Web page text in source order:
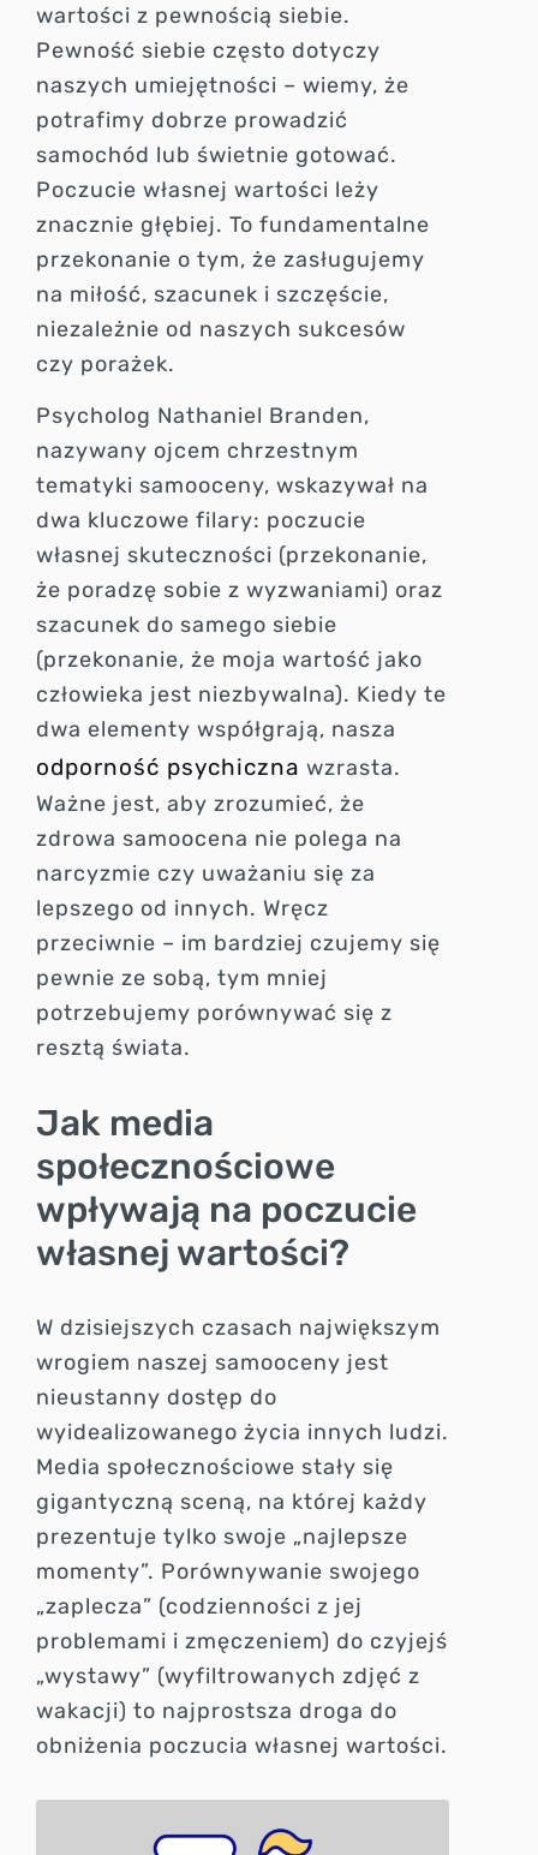
wartości z pewnością siebie.
Pewność siebie często dotyczy
naszych umiejętności – wiemy, że
potrafimy dobrze prowadzić
samochód lub świetnie gotować.
Poczucie własnej wartości leży
znacznie głębiej. To fundamentalne
przekonanie o tym, że zasługujemy
na miłość, szacunek i szczęście,
niezależnie od naszych sukcesów
czy porażek.
Psycholog Nathaniel Branden,
nazywany ojcem chrzestnym
tematyki samooceny, wskazywał na
dwa kluczowe filary: poczucie
własnej skuteczności (przekonanie,
że poradzę sobie z wyzwaniami) oraz
szacunek do samego siebie
(przekonanie, że moja wartość jako
człowieka jest niezbywalna). Kiedy te
dwa elementy współgrają, nasza
odporność psychiczna wzrasta.
Ważne jest, aby zrozumieć, że
zdrowa samoocena nie polega na
narcyzmie czy uważaniu się za
lepszego od innych. Wręcz
przeciwnie – im bardziej czujemy się
pewnie ze sobą, tym mniej
potrzebujemy porównywać się z
resztą świata.
Jak media
społecznościowe
wpływają na poczucie
własnej wartości?
W dzisiejszych czasach największym
wrogiem naszej samooceny jest
nieustanny dostęp do
wyidealizowanego życia innych ludzi.
Media społecznościowe stały się
gigantyczną sceną, na której każdy
prezentuje tylko swoje „najlepsze
momenty”. Porównywanie swojego
„zaplecza” (codzienności z jej
problemami i zmęczeniem) do czyjejś
„wystawy” (wyfiltrowanych zdjęć z
wakacji) to najprostsza droga do
obniżenia poczucia własnej wartości.